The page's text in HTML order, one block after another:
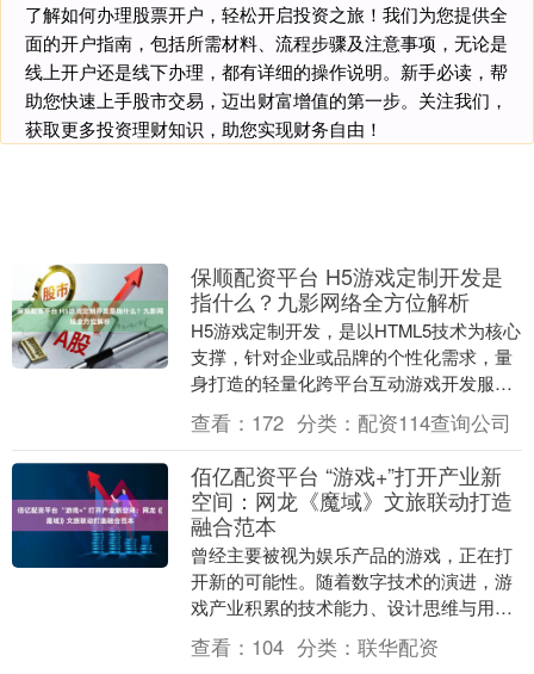
了解如何办理股票开户，轻松开启投资之旅！我们为您提供全
面的开户指南，包括所需材料、流程步骤及注意事项，无论是
线上开户还是线下办理，都有详细的操作说明。新手必读，帮
助您快速上手股市交易，迈出财富增值的第一步。关注我们，
获取更多投资理财知识，助您实现财务自由！
保顺配资平台 H5游戏定制开发是
指什么？九影网络全方位解析
H5游戏定制开发，是以HTML5技术为核心
支撑，针对企业或品牌的个性化需求，量
身打造的轻量化跨平台互动游戏开发服
务。不同于市面上标准化的H5游戏模板，
这种开发模....
查看： 172 分类： 配资114查询公司
佰亿配资平台 “游戏+”打开产业新
空间：网龙《魔域》文旅联动打造
融合范本
曾经主要被视为娱乐产品的游戏，正在打
开新的可能性。随着数字技术的演进，游
戏产业积累的技术能力、设计思维与用户
基础，开始系统性地溢出原有边界，与医
疗、教育、文旅、....
查看： 104 分类： 联华配资